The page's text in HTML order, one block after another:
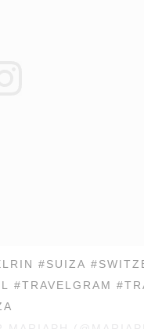
#SUIZA
#TRAVELGRAM